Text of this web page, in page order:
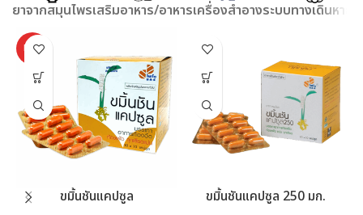
ยาจากสมุนไพรเสริมอาหาร/อาหารเครื่องสำอางระบบทางเดินหายใ
HOT
ขมิ้นชันแคปซูล
ขมิ้นชันแคปซูล 250 มก.